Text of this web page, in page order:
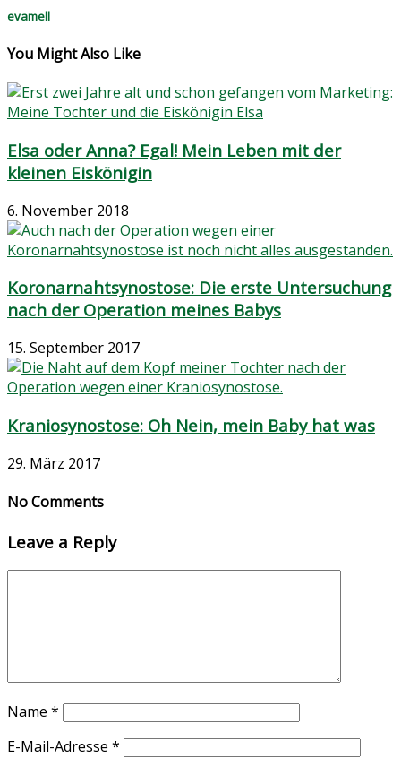
evamell
You Might Also Like
Elsa oder Anna? Egal! Mein Leben mit der
kleinen Eiskönigin
6. November 2018
Koronarnahtsynostose: Die erste Untersuchung
nach der Operation meines Babys
15. September 2017
Kraniosynostose: Oh Nein, mein Baby hat was
29. März 2017
No Comments
Leave a Reply
Name *
E-Mail-Adresse *